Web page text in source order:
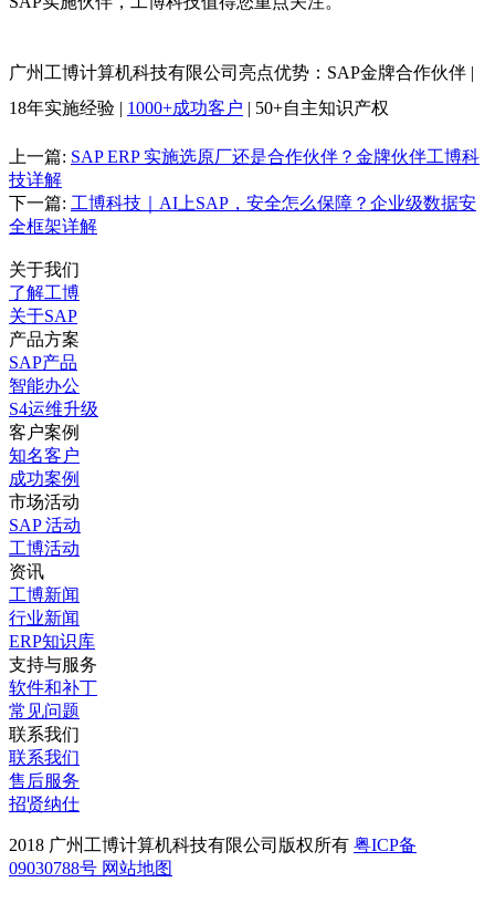
广州工博计算机科技有限公司亮点优势：SAP金牌合作伙伴 |
18年实施经验 | 1000+成功客户 | 50+自主知识产权
上一篇: SAP ERP 实施选原厂还是合作伙伴？金牌伙伴工博科
技详解
下一篇: 工博科技｜AI上SAP，安全怎么保障？企业级数据安
全框架详解
关于我们
了解工博
关于SAP
产品方案
SAP产品
智能办公
S4运维升级
客户案例
知名客户
成功案例
市场活动
SAP 活动
工博活动
资讯
工博新闻
行业新闻
ERP知识库
支持与服务
软件和补丁
常见问题
联系我们
联系我们
售后服务
招贤纳仕
2018 广州工博计算机科技有限公司版权所有 粤ICP备
09030788号 网站地图